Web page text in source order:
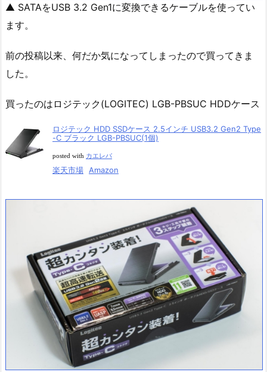
▲ SATAをUSB 3.2 Gen1に変換できるケーブルを使ってい
ます。
前の投稿以来、何だか気になってしまったので買ってきま
した。
買ったのはロジテック(LOGITEC) LGB-PBSUC HDDケース
ロジテック HDD SSDケース 2.5インチ USB3.2 Gen2 Type
-C ブラック LGB-PBSUC(1個)
posted with カエレバ
楽天市場 Amazon